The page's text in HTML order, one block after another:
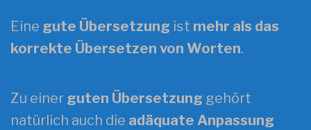
Eine gute Übersetzung ist mehr als das
korrekte Übersetzen von Worten.
Zu einer guten Übersetzung gehört
natürlich auch die adäquate Anpassung